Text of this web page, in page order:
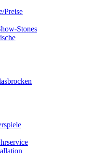
Preise
Stones